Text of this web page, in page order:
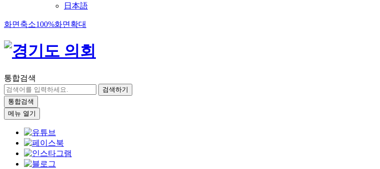
日本語
화면축소100%화면확대
통합검색
검색하기
통합검색
메뉴 열기